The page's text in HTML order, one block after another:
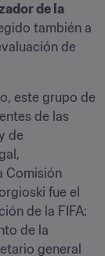
de la
también a
de
este grupo de
de las
de
Comisión
fue el
de la FIFA:
de la
general